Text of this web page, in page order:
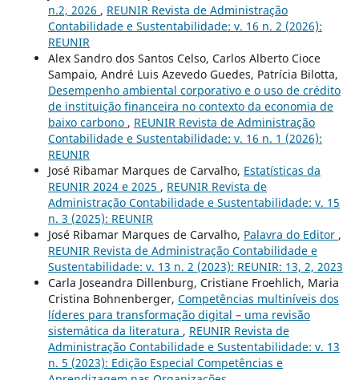
n.2, 2026 , REUNIR Revista de Administração
Contabilidade e Sustentabilidade: v. 16 n. 2 (2026):
REUNIR
Alex Sandro dos Santos Celso, Carlos Alberto Cioce
Sampaio, André Luis Azevedo Guedes, Patrícia Bilotta,
Desempenho ambiental corporativo e o uso de crédito
de instituição financeira no contexto da economia de
baixo carbono , REUNIR Revista de Administração
Contabilidade e Sustentabilidade: v. 16 n. 1 (2026):
REUNIR
José Ribamar Marques de Carvalho, Estatísticas da
REUNIR 2024 e 2025 , REUNIR Revista de
Administração Contabilidade e Sustentabilidade: v. 15
n. 3 (2025): REUNIR
José Ribamar Marques de Carvalho, Palavra do Editor ,
REUNIR Revista de Administração Contabilidade e
Sustentabilidade: v. 13 n. 2 (2023): REUNIR: 13, 2, 2023
Carla Joseandra Dillenburg, Cristiane Froehlich, Maria
Cristina Bohnenberger, Competências multiníveis dos
líderes para transformação digital – uma revisão
sistemática da literatura , REUNIR Revista de
Administração Contabilidade e Sustentabilidade: v. 13
n. 5 (2023): Edição Especial Competências e